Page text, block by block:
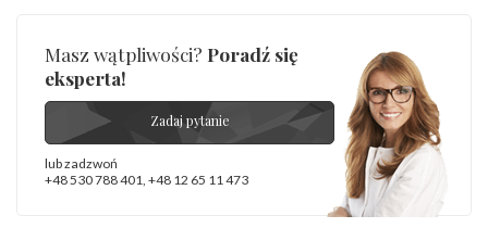
Masz wątpliwości? Poradź się
eksperta!
Zadaj pytanie
lub zadzwoń
+48 530 788 401, +48 12 65 11 473